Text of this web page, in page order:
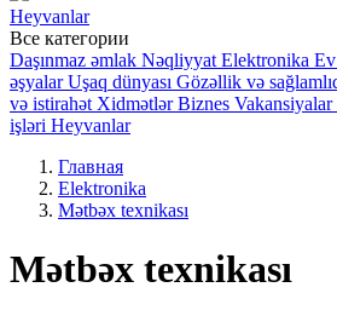
Heyvanlar
Все категории
Daşınmaz əmlak Nəqliyyat Elektronika
əşyalar Uşaq dünyası Gözəllik və
və istirahət Xidmətlər Biznes Vakansiyalar
işləri Heyvanlar
Главная
Elektronika
Mətbəx texnikası
Mətbəx texnikası